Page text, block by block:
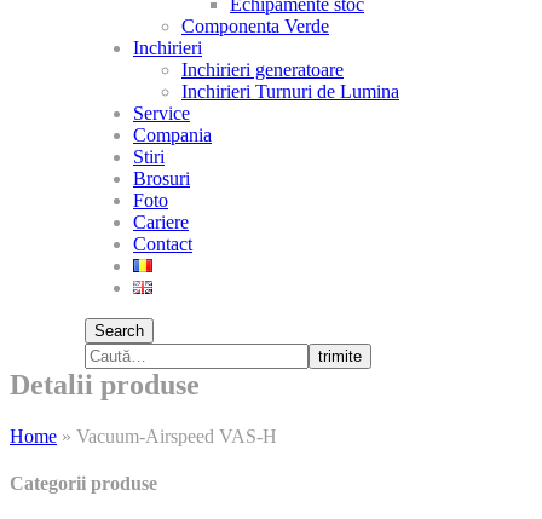
Echipamente stoc
Componenta Verde
Inchirieri
Inchirieri generatoare
Inchirieri Turnuri de Lumina
Service
Compania
Stiri
Brosuri
Foto
Cariere
Contact
Search
trimite
Detalii produse
Home » Vacuum-Airspeed VAS-H
Categorii produse